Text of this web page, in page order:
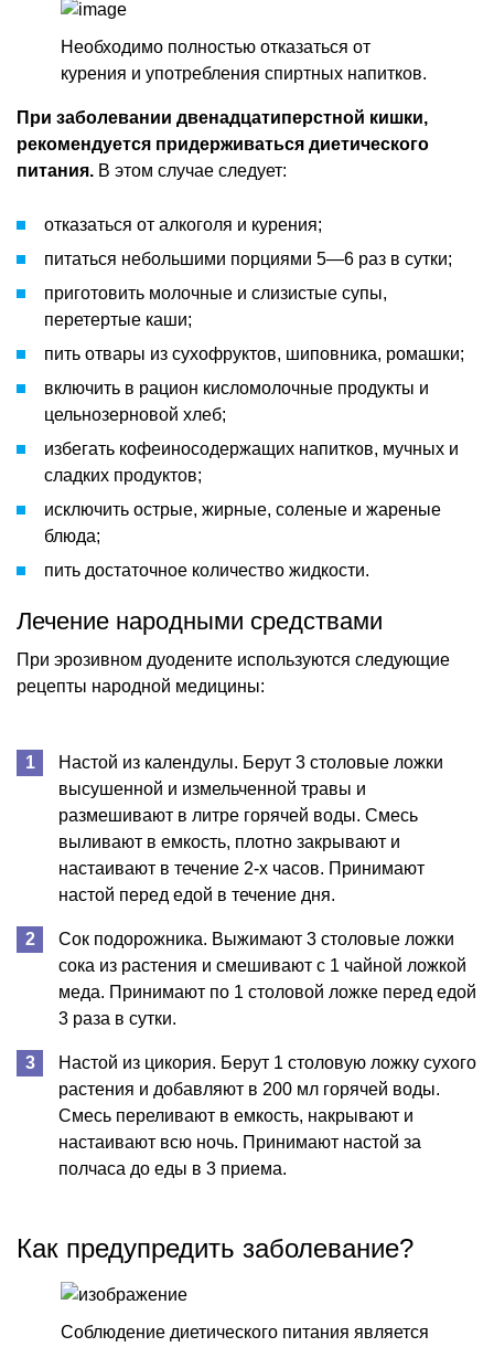
Необходимо полностью отказаться от
курения и употребления спиртных напитков.
При заболевании двенадцатиперстной кишки,
рекомендуется придерживаться диетического
питания. В этом случае следует:
отказаться от алкоголя и курения;
питаться небольшими порциями 5—6 раз в сутки;
приготовить молочные и слизистые супы,
перетертые каши;
пить отвары из сухофруктов, шиповника, ромашки;
включить в рацион кисломолочные продукты и
цельнозерновой хлеб;
избегать кофеиносодержащих напитков, мучных и
сладких продуктов;
исключить острые, жирные, соленые и жареные
блюда;
пить достаточное количество жидкости.
Лечение народными средствами
При эрозивном дуодените используются следующие
рецепты народной медицины:
Настой из календулы. Берут 3 столовые ложки
высушенной и измельченной травы и
размешивают в литре горячей воды. Смесь
выливают в емкость, плотно закрывают и
настаивают в течение 2-х часов. Принимают
настой перед едой в течение дня.
Сок подорожника. Выжимают 3 столовые ложки
сока из растения и смешивают с 1 чайной ложкой
меда. Принимают по 1 столовой ложке перед едой
3 раза в сутки.
Настой из цикория. Берут 1 столовую ложку сухого
растения и добавляют в 200 мл горячей воды.
Смесь переливают в емкость, накрывают и
настаивают всю ночь. Принимают настой за
полчаса до еды в 3 приема.
Как предупредить заболевание?
Соблюдение диетического питания является